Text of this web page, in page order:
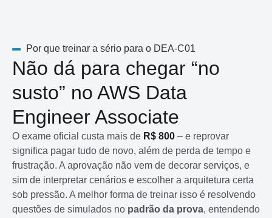
Por que treinar a sério para o DEA-C01
Não dá para chegar “no
susto” no AWS Data
Engineer Associate
O exame oficial custa mais de R$ 800 – e reprovar
significa pagar tudo de novo, além de perda de tempo e
frustração. A aprovação não vem de decorar serviços, e
sim de interpretar cenários e escolher a arquitetura certa
sob pressão. A melhor forma de treinar isso é resolvendo
questões de simulados no padrão da prova, entendendo